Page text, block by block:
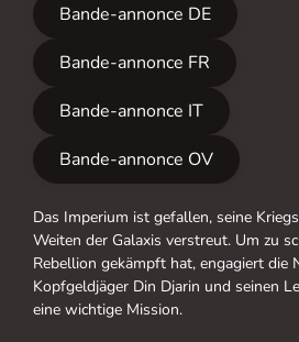
Bande-annonce DE
Bande-annonce FR
Bande-annonce IT
Bande-annonce OV
Das Imperium ist gefallen, seine
Weiten der Galaxis verstreut. Um zu
Rebellion gekämpft hat, engagiert die
Kopfgeldjäger Din Djarin und seinen
eine wichtige Mission.